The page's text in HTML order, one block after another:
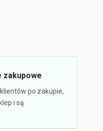
zakupowe
po zakupie,
i są